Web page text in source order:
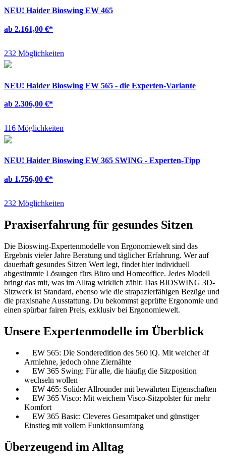
NEU! Haider Bioswing EW 465
ab 2.161,00 €*
232 Möglichkeiten
NEU! Haider Bioswing EW 565 - die Experten-Variante
ab 2.306,00 €*
116 Möglichkeiten
NEU! Haider Bioswing EW 365 SWING - Experten-Tipp
ab 1.756,00 €*
232 Möglichkeiten
Praxiserfahrung für gesundes Sitzen
Die Bioswing-Expertenmodelle von Ergonomiewelt sind das
Ergebnis vieler Jahre Beratung und täglicher Erfahrung. Wer auf
dauerhaft gesundes Sitzen Wert legt, findet hier individuell
abgestimmte Lösungen fürs Büro und Homeoffice. Jedes Modell
bringt das mit, was im Alltag wirklich zählt: Das BIOSWING 3D-
Sitzwerk ist Standard, ebenso wie die strapazierfähigen Bezüge und
die praxisnahe Ausstattung. Du bekommst geprüfte Ergonomie und
einen spürbar fairen Preis, exklusiv bei Ergonomiewelt.
Unsere Expertenmodelle im Überblick
EW 565: Die Sonderedition des 560 iQ. Mit weicher 4f
Armlehne, jedoch ohne Ziernähte
EW 365 Swing: Für alle, die häufig die Sitzposition
wechseln wollen
EW 465: Solider Allrounder mit bewährten Eigenschaften
EW 365 Visco: Mit weichem Visco-Sitzpolster für mehr
Komfort
EW 365 Basic: Cleveres Gesamtpaket und günstiger
Einstieg mit vollem Funktionsumfang
Überzeugend im Alltag